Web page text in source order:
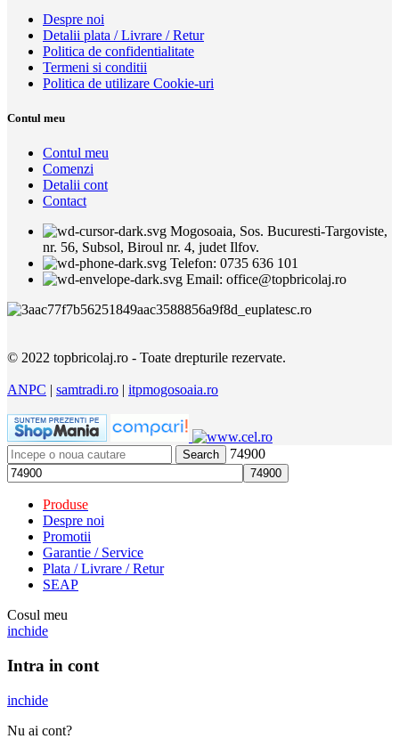
Despre noi
Detalii plata / Livrare / Retur
Politica de confidentialitate
Termeni si conditii
Politica de utilizare Cookie-uri
Contul meu
Contul meu
Comenzi
Detalii cont
Contact
Mogosoaia, Sos. Bucuresti-Targoviste,
nr. 56, Subsol, Biroul nr. 4, judet Ilfov.
Telefon: 0735 636 101
Email: office@topbricolaj.ro
© 2022 topbricolaj.ro - Toate drepturile rezervate.
ANPC | samtradi.ro | itpmogosoaia.ro
Search 74900
Produse
Despre noi
Promotii
Garantie / Service
Plata / Livrare / Retur
SEAP
Cosul meu
inchide
Intra in cont
inchide
Nu ai cont?